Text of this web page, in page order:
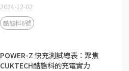
2024-12-02
酷態科6號
POWER-Z 快充測試總表：聚焦
CUKTECH酷態科的充電實力